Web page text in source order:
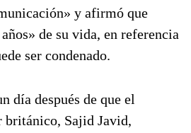
y afirmó que
de su vida, en referencia
ser condenado.
día después de que el
Sajid Javid,